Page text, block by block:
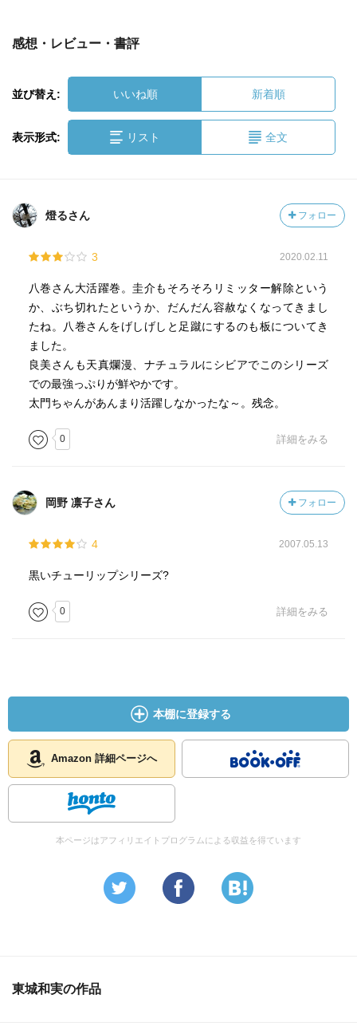
感想・レビュー・書評
並び替え: いいね順 新着順
表示形式: リスト 全文
燈るさん フォロー
3 2020.02.11
八巻さん大活躍巻。圭介もそろそろリミッター解除という
か、ぶち切れたというか、だんだん容赦なくなってきまし
たね。八巻さんをげしげしと足蹴にするのも板についてき
ました。
良美さんも天真爛漫、ナチュラルにシビアでこのシリーズ
での最強っぷりが鮮やかです。
太門ちゃんがあんまり活躍しなかったな～。残念。
0 詳細をみる
岡野 凛子さん フォロー
4 2007.05.13
黒いチューリップシリーズ?
0 詳細をみる
本棚に登録する
Amazon 詳細ページへ
本ページはアフィリエイトプログラムによる収益を得ています
東城和実の作品